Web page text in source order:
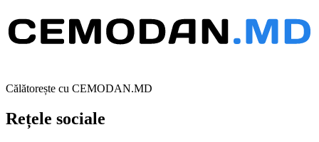
Călătorește cu CEMODAN.MD
Rețele sociale